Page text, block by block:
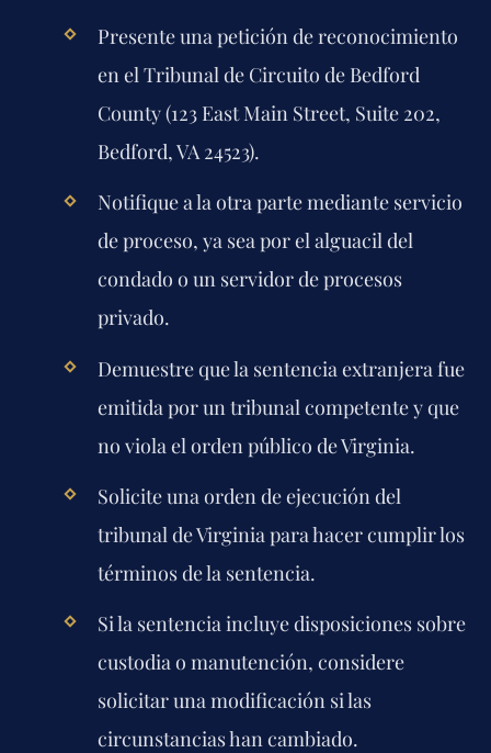
Presente una petición de reconocimiento
en el Tribunal de Circuito de Bedford
County (123 East Main Street, Suite 202,
Bedford, VA 24523).
Notifique a la otra parte mediante servicio
de proceso, ya sea por el alguacil del
condado o un servidor de procesos
privado.
Demuestre que la sentencia extranjera fue
emitida por un tribunal competente y que
no viola el orden público de Virginia.
Solicite una orden de ejecución del
tribunal de Virginia para hacer cumplir los
términos de la sentencia.
Si la sentencia incluye disposiciones sobre
custodia o manutención, considere
solicitar una modificación si las
circunstancias han cambiado.